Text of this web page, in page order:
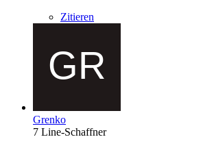
Zitieren
Grenko
7 Line-Schaffner